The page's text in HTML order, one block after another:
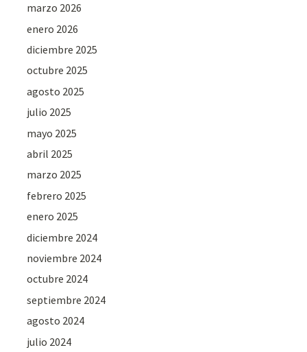
marzo 2026
enero 2026
diciembre 2025
octubre 2025
agosto 2025
julio 2025
mayo 2025
abril 2025
marzo 2025
febrero 2025
enero 2025
diciembre 2024
noviembre 2024
octubre 2024
septiembre 2024
agosto 2024
julio 2024